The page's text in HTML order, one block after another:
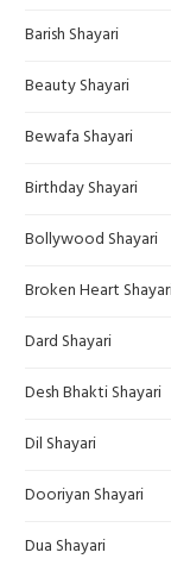
Barish Shayari
Beauty Shayari
Bewafa Shayari
Birthday Shayari
Bollywood Shayari
Broken Heart
Dard Shayari
Desh Bhakti Shayari
Dil Shayari
Dooriyan Shayari
Dua Shayari